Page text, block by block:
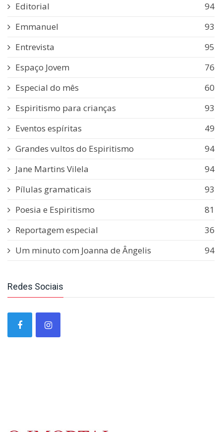
Editorial
94
Emmanuel
93
Entrevista
95
Espaço Jovem
76
Especial do mês
60
Espiritismo para crianças
93
Eventos espíritas
49
Grandes vultos do Espiritismo
94
Jane Martins Vilela
94
Pílulas gramaticais
93
Poesia e Espiritismo
81
Reportagem especial
36
Um minuto com Joanna de Ângelis
94
Redes Sociais